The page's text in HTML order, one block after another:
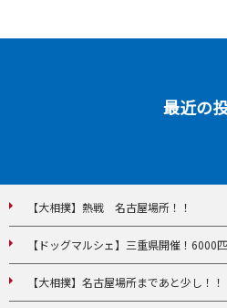
最近の
【大相撲】熱戦 名古屋場所！！
【ドッグマルシェ】三重県開催！6000
【大相撲】名古屋場所まであと少し！！